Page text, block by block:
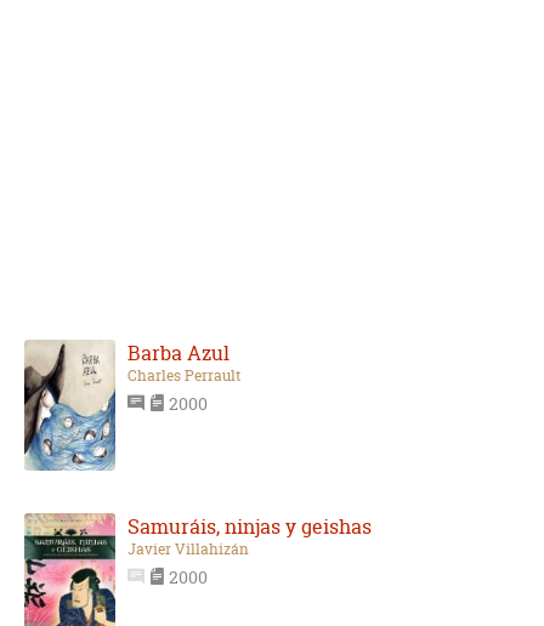
Barba Azul
Charles Perrault
2000
Samuráis, ninjas y geishas
Javier Villahizán
2000